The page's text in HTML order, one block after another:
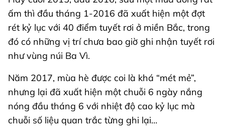
ấm thì đầu tháng 1-2016 đã xuất hiện một đợt
rét kỷ lục với 40 điểm tuyết rơi ở miền Bắc, trong
đó có những vị trí chưa bao giờ ghi nhận tuyết rơi
như vùng núi Ba Vì.
Năm 2017, mùa hè được coi là khá “mét mẻ”,
nhưng lại đã xuất hiện một chuỗi 6 ngày nắng
nóng đầu tháng 6 với nhiệt độ cao kỷ lục mà
chuỗi số liệu quan trắc từng ghi lại…